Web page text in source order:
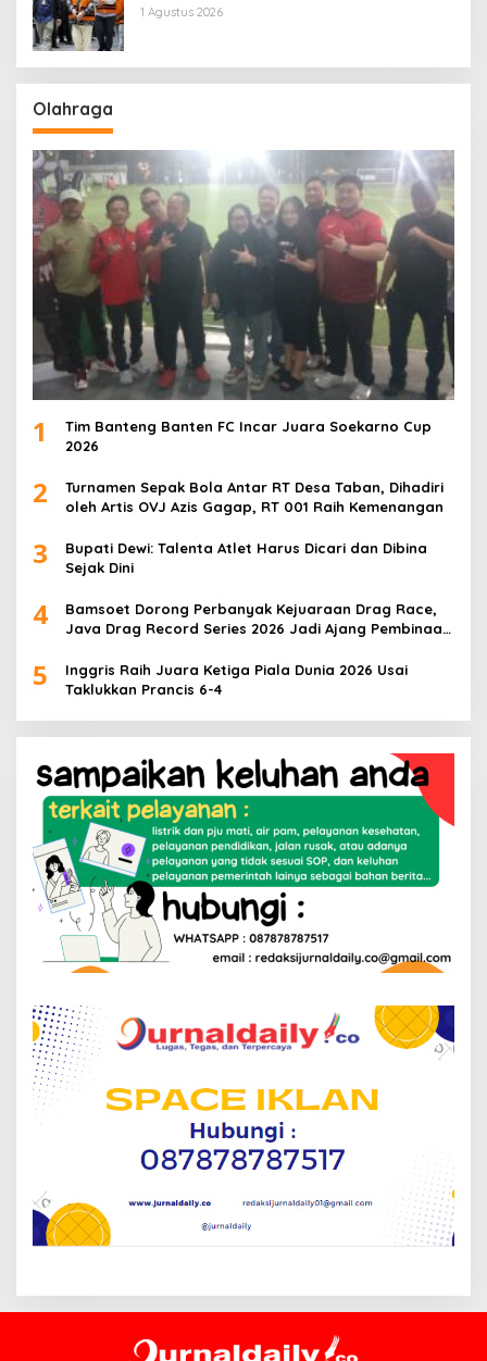
1 Agustus 2026
Olahraga
1
Tim Banteng Banten FC Incar Juara Soekarno Cup
2026
2
Turnamen Sepak Bola Antar RT Desa Taban, Dihadiri
oleh Artis OVJ Azis Gagap, RT 001 Raih Kemenangan
3
Bupati Dewi: Talenta Atlet Harus Dicari dan Dibina
Sejak Dini
4
Bamsoet Dorong Perbanyak Kejuaraan Drag Race,
Java Drag Record Series 2026 Jadi Ajang Pembinaan
5
Inggris Raih Juara Ketiga Piala Dunia 2026 Usai
Taklukkan Prancis 6-4